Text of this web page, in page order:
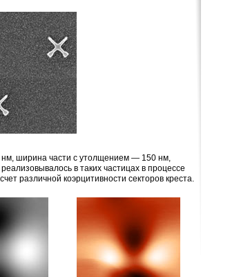
нм, ширина части с утолщением — 150 нм,
в таких частицах в процессе
различной коэрцитивности секторов креста.